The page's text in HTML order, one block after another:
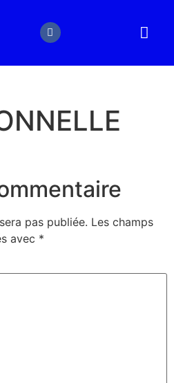
pas publiée. Les champs
avec *